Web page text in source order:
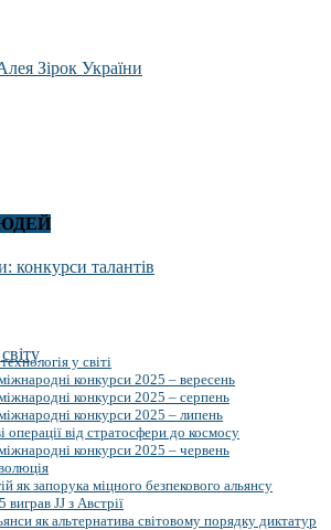
Зірок України
у світі
конкурси 2025 – вересень
конкурси 2025 – серпень
конкурси 2025 – липень
операції від стратосфери до космосу
конкурси 2025 – червень
як запорука міцного безпекового альянсу
JJ з Австрії
як альтернатива світовому порядку диктатур